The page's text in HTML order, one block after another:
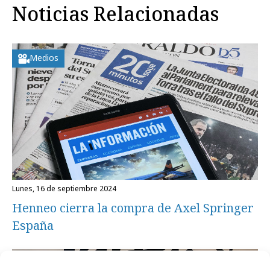
Noticias Relacionadas
Medios
lunes, 16 de septiembre 2024
Henneo cierra la compra de Axel Springer
España